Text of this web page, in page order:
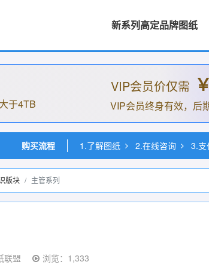
新系列高定品牌图纸
于4TB
VIP会员价仅需
VIP会员终身有效，后
购买流程 1.了解图纸 2.在线咨询 3.支
版块 主管系列
联盟 浏览：1,333